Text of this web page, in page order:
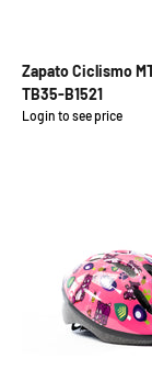
Zapato Ciclismo
TB35-B1521
Precio de oferta
Login to see price